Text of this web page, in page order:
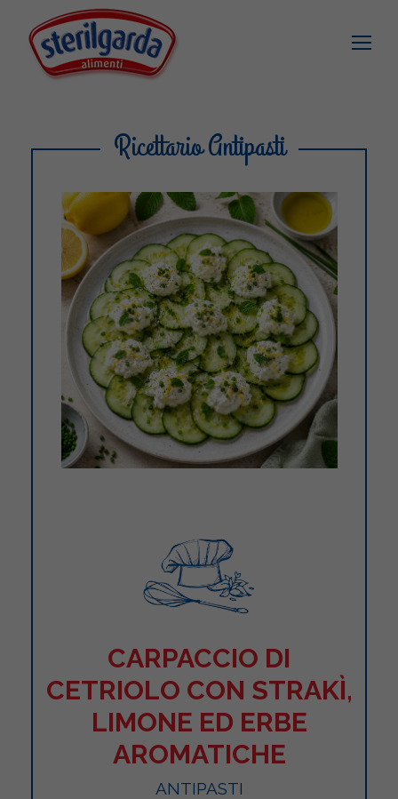
Ricettario Antipasti
CARPACCIO DI
CETRIOLO CON STRAKÌ,
LIMONE ED ERBE
AROMATICHE
ANTIPASTI